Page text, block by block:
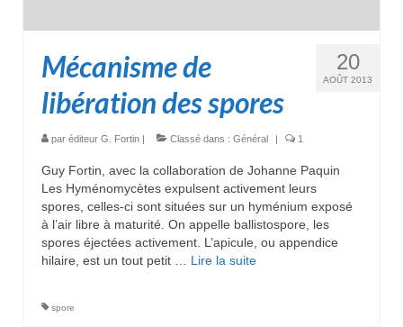
20
AOÛT 2013
Mécanisme de
libération des spores
par éditeur G. Fortin Classé dans : Général 1
Guy Fortin, avec la collaboration de Johanne Paquin
Les Hyménomycètes expulsent activement leurs
spores, celles-ci sont situées sur un hyménium exposé
à l’air libre à maturité. On appelle ballistospore, les
spores éjectées activement. L’apicule, ou appendice
hilaire, est un tout petit … Lire la suite­­
spore